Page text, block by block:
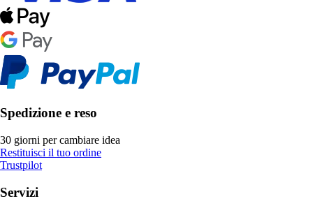
Spedizione e reso
30 giorni per cambiare idea
Restituisci il tuo ordine
Trustpilot
Servizi